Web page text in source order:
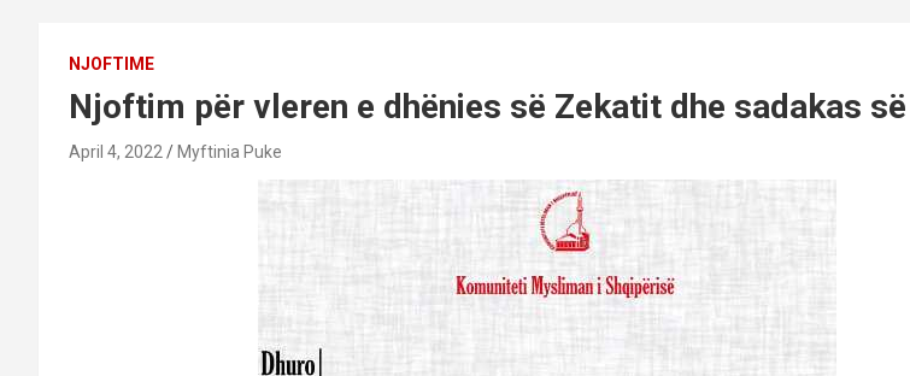
NJOFTIME
Njoftim për vleren e dhënies së Zekatit dhe sadakas
April 4, 2022 Myftinia Puke